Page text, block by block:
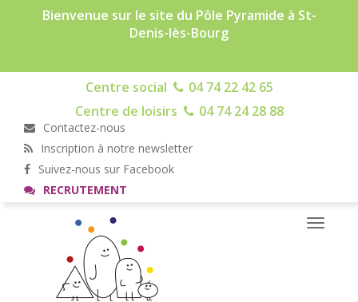
Bienvenue sur le site du Pôle Pyramide à St-
Denis-lès-Bourg
Centre social
04 74 22 42 65
Centre de loisirs
04 74 24 28 88
Contactez-nous
Inscription à notre newsletter
Suivez-nous sur Facebook
RECRUTEMENT
Toggle